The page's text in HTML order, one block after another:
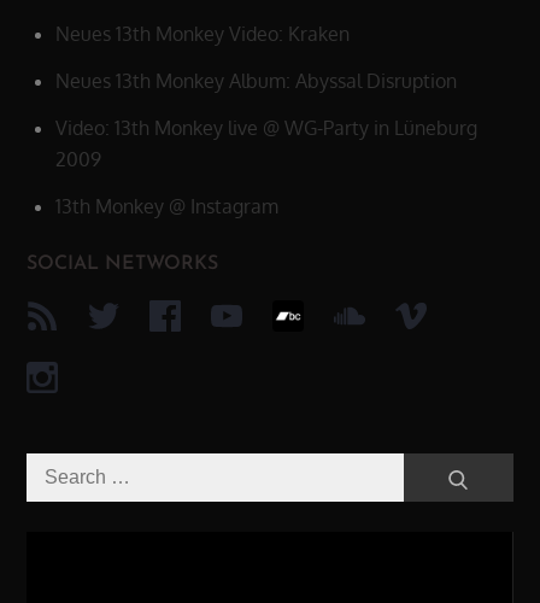
Neues 13th Monkey Video: Kraken
Neues 13th Monkey Album: Abyssal Disruption
Video: 13th Monkey live @ WG-Party in Lüneburg
2009
13th Monkey @ Instagram
SOCIAL NETWORKS
Search
for: